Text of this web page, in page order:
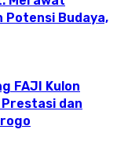
Potensi Budaya,
FAJI Kulon
dan